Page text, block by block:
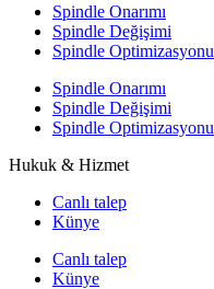
Spindle Onarımı
Spindle Değişimi
Spindle Optimizasyonu
Spindle Onarımı
Spindle Değişimi
Spindle Optimizasyonu
Hukuk & Hizmet
Canlı talep
Künye
Canlı talep
Künye